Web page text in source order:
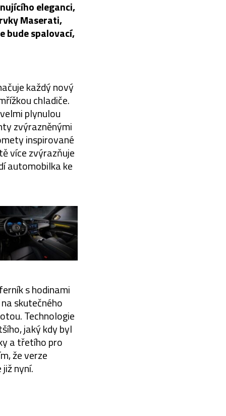
eleganci,
Maserati,
bude spalovací,
každý nový
chladiče.
plynulou
zvýrazněnými
inspirované
více zvýrazňuje
automobilka ke
s hodinami
skutečného
Technologie
jaký kdy byl
a třetího pro
že verze
nyní.